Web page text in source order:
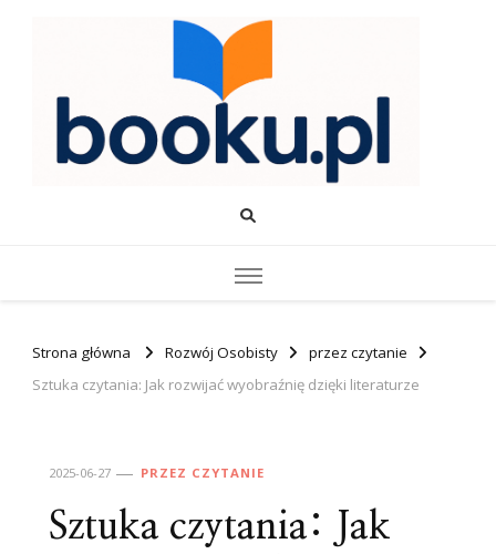
Booku.pl – Wiedza i Rozwój
Strona główna Rozwój Osobisty
przez czytanie
Sztuka czytania: Jak rozwijać wyobraźnię dzięki literaturze
2025-06-27 PRZEZ CZYTANIE
Sztuka czytania: Jak